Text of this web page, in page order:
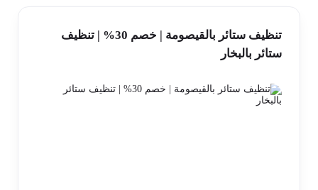
تنظيف ستائر بالقيصومة | خصم 30% | تنظيف
ستائر بالبخار